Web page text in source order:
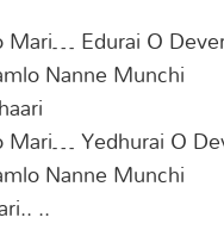
Mari… Edurai O
Nanne Munchi
Mari… Yedhurai O
Nanne Munchi
..